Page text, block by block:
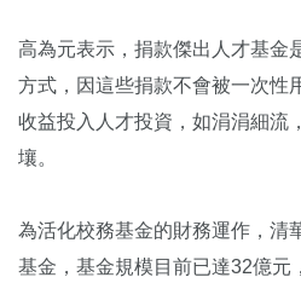
高為元表示，捐款傑出人才基金
方式，因這些捐款不會被一次性
收益投入人才投資，如涓涓細流
壤。
為活化校務基金的財務運作，清
基金，基金規模目前已達32億元